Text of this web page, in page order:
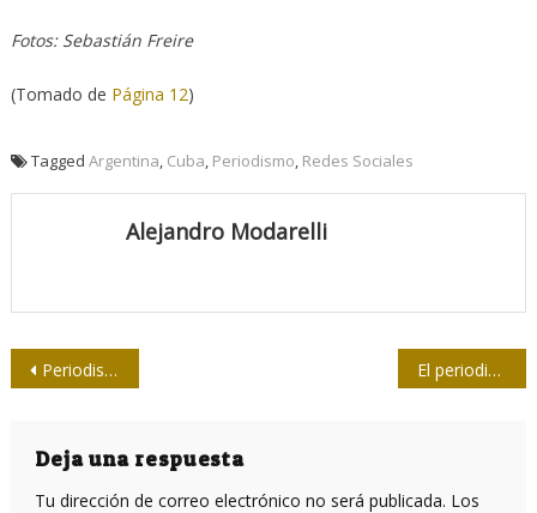
Fotos: Sebastián Freire
(Tomado de Página 12)
Tagged Argentina, Cuba, Periodismo, Redes Sociales
Alejandro Modarelli
Navegación
entradas
Periodismo, cultura y un coloquio para repensar (nos) El periodismo que cuenta
Deja una respuesta
Tu dirección de correo electrónico no será publicada. Los